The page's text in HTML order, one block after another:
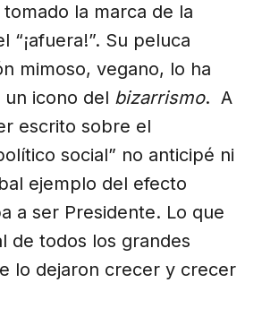
la marca de la
“¡afuera!”. Su peluca
mimoso, vegano, lo ha
icono del bizarrismo. A
escrito sobre el
social” no anticipé ni
ejemplo del efecto
a ser Presidente. Lo que
de todos los grandes
lo dejaron crecer y crecer